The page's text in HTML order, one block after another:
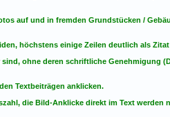
auf und in fremden Grundstücken /
höchstens einige Zeilen deutlich als
ohne deren schriftliche Genehmigung
Textbeiträgen anklicken.
die Bild-Anklicke direkt im Text werden